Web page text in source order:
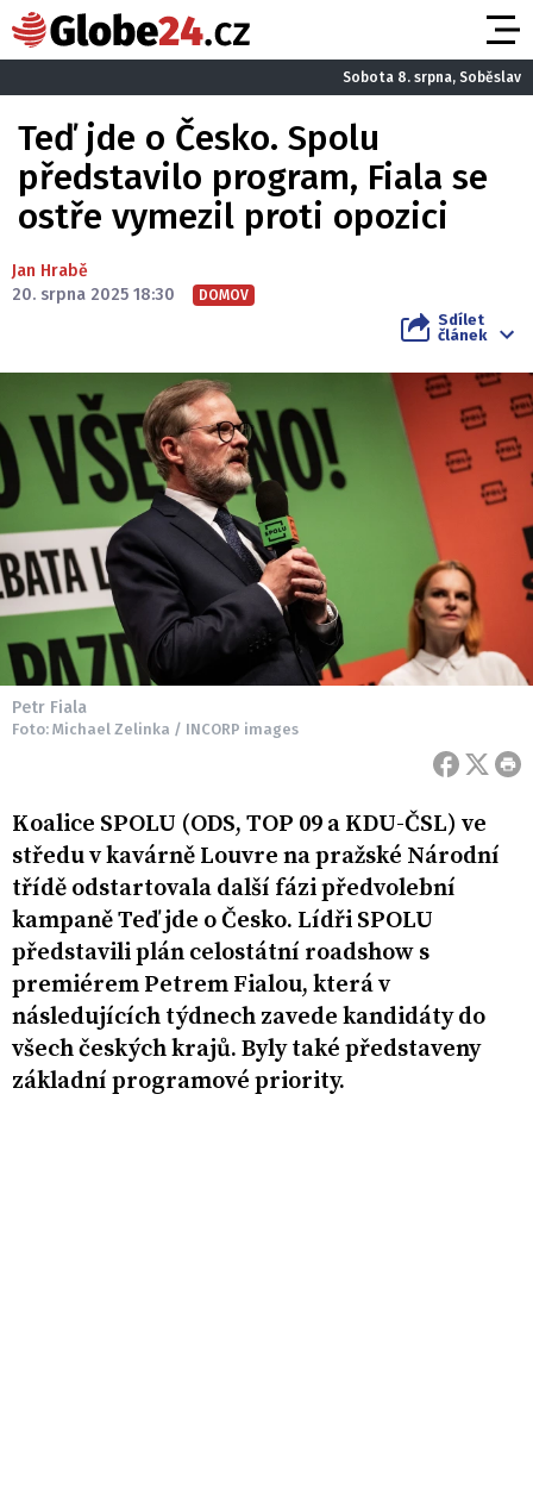
Sobota 8. srpna, Soběslav
Teď jde o Česko. Spolu
představilo program, Fiala se
ostře vymezil proti opozici
Jan Hrabě
20. srpna 2025 18:30
DOMOV
Sdílet
článek
Petr Fiala
Foto: Michael Zelinka / INCORP images
Koalice SPOLU (ODS, TOP 09 a KDU-ČSL) ve
středu v kavárně Louvre na pražské Národní
třídě odstartovala další fázi předvolební
kampaně Teď jde o Česko. Lídři SPOLU
představili plán celostátní roadshow s
premiérem Petrem Fialou, která v
následujících týdnech zavede kandidáty do
všech českých krajů. Byly také představeny
základní programové priority.